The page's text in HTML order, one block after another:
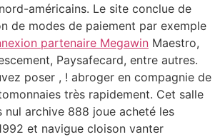
américains. Le site conclue de
de modes de paiement par exemple
partenaire Megawin Maestro,
Paysafecard, entre autres.
poser , ! abroger en compagnie de
très rapidement. Cet salle
nul archive 888 joue acheté les
et navigue cloison vanter